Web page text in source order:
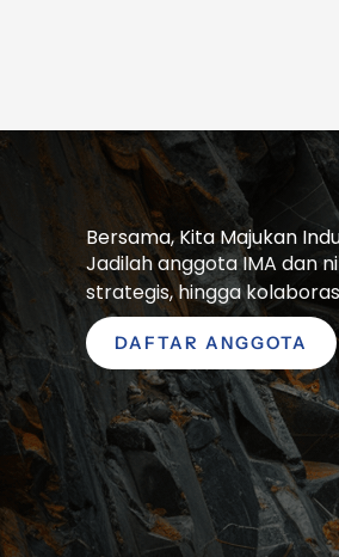
Bersama, Kita Majukan
Jadilah anggota IMA dan
strategis, hingga
DAFTAR ANGGOTA